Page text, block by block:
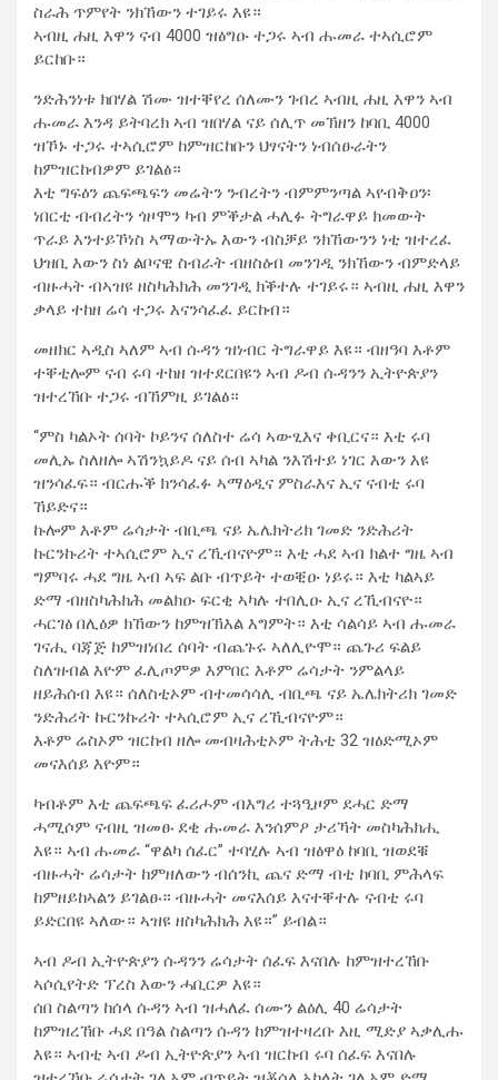
ስራሕ ጥምየት ንክኸውን ተገይሩ እዩ።
ኣብዚ ሐዚ እዋን ናብ 4000 ዝፅግዑ ተጋሩ ኣብ ሑመራ ተኣሲሮም
ይርከቡ።
ንድሕንነቱ ክበሃል ሽሙ ዝተቐየረ ሰለሙን ገብረ ኣብዚ ሐዚ እዋን ኣብ
ሑመራ እንዳ ይትባረክ ኣብ ዝበሃል ናይ ሰሊጥ መኽዘን ከባቢ 4000
ዝኾኑ ተጋሩ ተኣሲሮም ከምዝርከቡን ህፃናትን ነብሰፁራትን
ከምዝርከብዎም ይገልፅ።
እቲ ግፍዕን ጨፍጫፍን መሬትን ንብረትን ብምምንጣል ኣየብቅዐን፡
ነበርቲ ብብረትን ጎዞሞን ካብ ምቕታል ሓሊፉ ትግራዋይ ክመውት
ጥራይ እንተይኾነስ ኣማውትኡ እውን ብስቓይ ንክኸውንን ነቲ ዝተረፈ
ህዝቢ እውን ስነ ልቦናዊ ስብራት ብዘስዕብ መንገዲ ንክኸውን ብምድላይ
ብዙሓት ብኣዝዩ ዘስካሕክሕ መንገዲ ክቕተሉ ተገይሩ። ኣብዚ ሐዚ እዋን
ቃላይ ተከዘ ሬሳ ተጋሩ እናንሳፈፈ ይርከብ።
መዘክር ኣዲስ ኣለም ኣብ ሱዳን ዝነብር ትግራዋይ እዩ። ብዘዓባ እቶም
ተቐቲሎም ናብ ሩባ ተከዘ ዝተደርበዩን ኣብ ዶብ ሱዳንን ኢትዮጵያን
ዝተረኸቡ ተጋሩ ብኸምዚ ይገልፅ።
“ምስ ካልኦት ሰባት ኮይንና ሰለስተ ሬሳ ኣውፂእና ቀቢርና። እቲ ሩባ
መሊኡ ስለዘሎ ኣሽንኳይዶ ናይ ሰብ ኣካል ንእሽተይ ነገር እውን እዩ
ዝንሳፈፍ። ብርሑቕ ክንሳፈፉ ኣማዕዲና ምስራእና ኢና ናብቲ ሩባ
ኸይድና።
ኩሎም እቶም ሬሳታት ብቢጫ ናይ ኤሌክትሪክ ገመድ ንድሕሪት
ኩርንኩሪት ተኣሲሮም ኢና ረኺብናዮም። እቲ ሓደ ኣብ ክልተ ግዜ ኣብ
ግምባሩ ሓደ ግዜ ኣብ ኣፍ ልቡ ብጥይት ተወቒዑ ነይሩ። እቲ ካልኣይ
ድማ ብዘስካሕክሕ መልክዑ ፍርቂ ኣካሉ ተበሊዑ ኢና ረኺብናዮ።
ሓርገፅ በሊዕዎ ክኸውን ከምዝኽእል እግምት። እቲ ሳልሳይ ኣብ ሑመራ
ገናሒ ባጃጅ ከምዝነበረ ሰባት ብጨጉሩ ኣለሊዮሞ። ጨጉሪ ፍልይ
ስለዝብል እዮም ፈሊጦምዎ እምበር እቶም ሬሳታት ንምልላይ
ዘይሕሰብ እዩ። ሰለስቲኦም ብተመሳሳሊ ብቢጫ ናይ ኤሌክትሪክ ገመድ
ንድሕሪት ኩርንኩሪት ተኣሲሮም ኢና ረኺብናዮም።
እቶም ሬስኦም ዝርከብ ዘሎ መብዛሕቲኦም ትሕቲ 32 ዝዕድሚኦም
መናእሰይ እዮም።
ካብቶም እቲ ጨፍጫፍ ፈሪሖም ብእግሪ ተጓዒዞም ደሓር ድማ
ሓሚሶም ናብዚ ዝመፁ ደቂ ሑመራ እንሰምዖ ታሪኻት መስካሕክሒ
እዩ። ኣብ ሑመራ “ዋልካ ሰፈር” ተባሂሉ ኣብ ዝፅዋዕ ከባቢ ዝወደቑ
ብዙሓት ሬሳታት ከምዘለውን ብሰንኪ ጨና ድማ ብቲ ከባቢ ምሕላፍ
ከምዘይከኣልን ይገልፁ። ብዙሓት መናእሰይ እናተቐተሉ ናብቲ ሩባ
ይድርበዩ ኣለው። ኣዝዩ ዘስካሕክሕ እዩ።” ይብል።
ኣብ ዶብ ኢትዮጵያን ሱዳንን ሬሳታት ሰፈፍ እናበሉ ከምዝተረኸቡ
ኣሶሲየትድ ፕረስ እውን ሓቢርዎ እዩ።
ሰበ ስልጣን ከሰላ ሱዳን ኣብ ዝሓለፈ ሰሙን ልዕሊ 40 ሬሳታት
ከምዝረኸቡ ሓደ በዓል ስልጣን ሱዳን ከምዝተዛረቡ እዚ ሚድያ ኣቃሊሑ
እዩ። ኣብቲ ኣብ ዶብ ኢትዮጵያን ኣብ ዝርከብ ሩባ ሰፈፍ እናበሉ